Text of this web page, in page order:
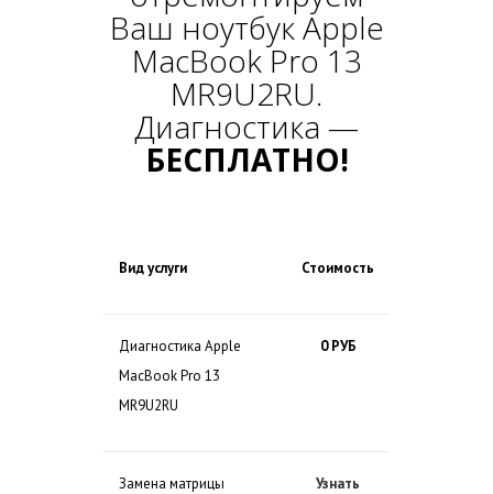
Ваш ноутбук Apple
MacBook Pro 13
MR9U2RU.
Диагностика —
БЕСПЛАТНО!
Вид услуги Стоимость
Диагностика Apple
MacBook Pro 13
MR9U2RU
0 РУБ
Замена матрицы
Узнать